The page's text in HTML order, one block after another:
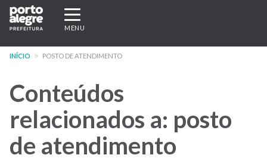
Pular
para
conteúdo
Expandir/recolher
navegação
MENU
INÍCIO POSTO DE ATENDIMENTO
Conteúdos
relacionados a: posto
de atendimento